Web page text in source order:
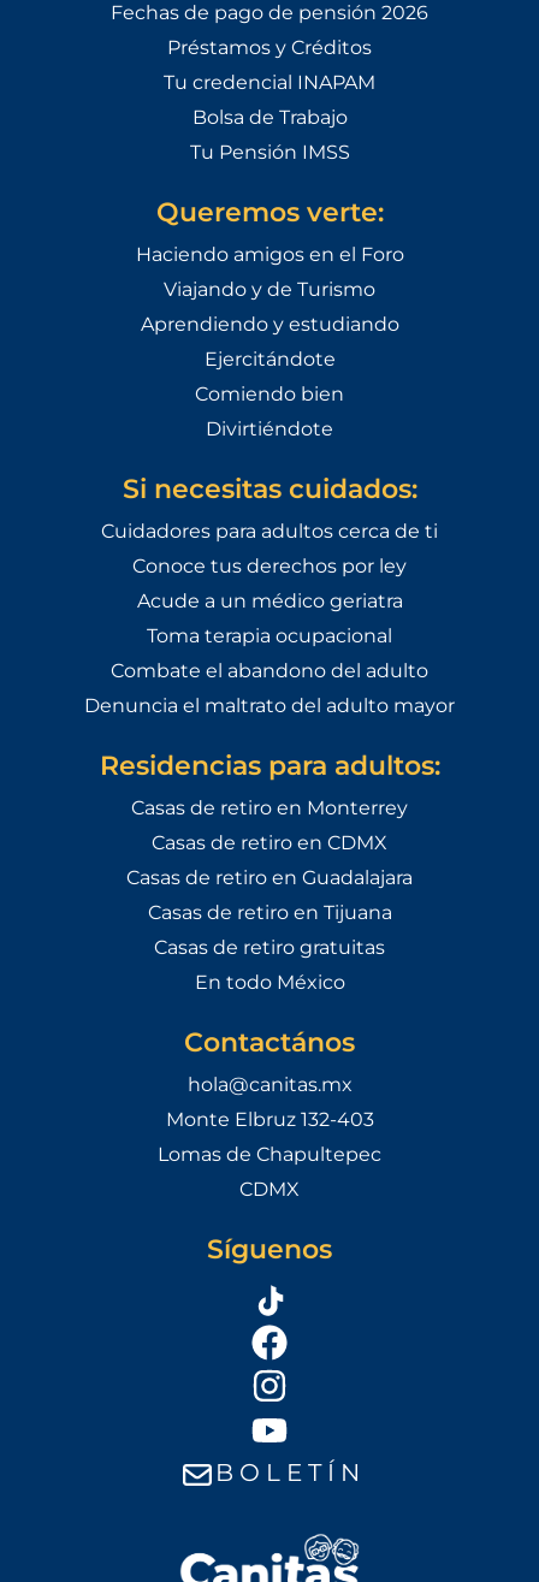
Fechas de pago de pensión 2026
Préstamos y Créditos
Tu credencial INAPAM
Bolsa de Trabajo
Tu Pensión IMSS
Queremos verte:
Haciendo amigos en el Foro
Viajando y de Turismo
Aprendiendo y estudiando
Ejercitándote
Comiendo bien
Divirtiéndote
Si necesitas cuidados:
Cuidadores para adultos cerca de ti
Conoce tus derechos por ley
Acude a un médico geriatra
Toma terapia ocupacional
Combate el abandono del adulto
Denuncia el maltrato del adulto mayor
Residencias para adultos:
Casas de retiro en Monterrey
Casas de retiro en CDMX
Casas de retiro en Guadalajara
Casas de retiro en Tijuana
Casas de retiro gratuitas
En todo México
Contactános
hola@canitas.mx
Monte Elbruz 132-403
Lomas de Chapultepec
CDMX
Síguenos
B O L E T Í N